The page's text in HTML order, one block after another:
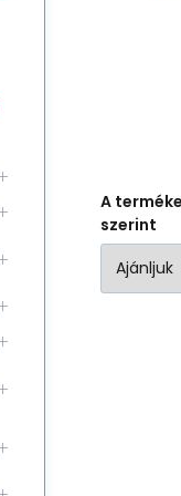
A
szerint